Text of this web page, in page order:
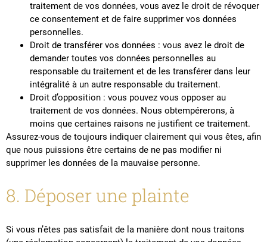
traitement de vos données, vous avez le droit de révoquer
ce consentement et de faire supprimer vos données
personnelles.
Droit de transférer vos données : vous avez le droit de
demander toutes vos données personnelles au
responsable du traitement et de les transférer dans leur
intégralité à un autre responsable du traitement.
Droit d’opposition : vous pouvez vous opposer au
traitement de vos données. Nous obtempérerons, à
moins que certaines raisons ne justifient ce traitement.
Assurez-vous de toujours indiquer clairement qui vous êtes, afin
que nous puissions être certains de ne pas modifier ni
supprimer les données de la mauvaise personne.
8. Déposer une plainte
Si vous n’êtes pas satisfait de la manière dont nous traitons